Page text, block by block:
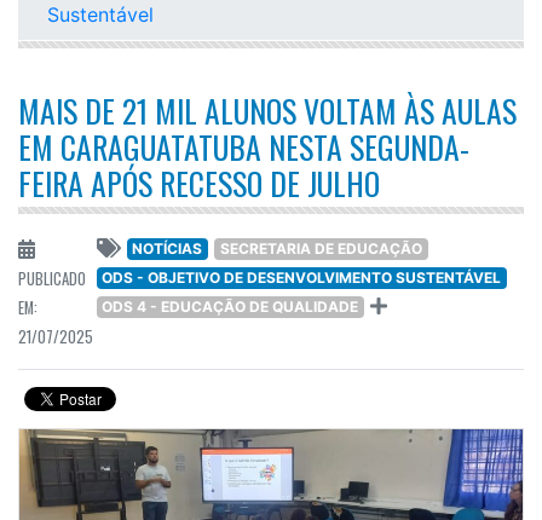
Sustentável
MAIS DE 21 MIL ALUNOS VOLTAM ÀS AULAS
EM CARAGUATATUBA NESTA SEGUNDA-
FEIRA APÓS RECESSO DE JULHO
PUBLICADO
EM:
21/07/2025
NOTÍCIAS
SECRETARIA DE EDUCAÇÃO
ODS - OBJETIVO DE DESENVOLVIMENTO SUSTENTÁVEL
ODS 4 - EDUCAÇÃO DE QUALIDADE